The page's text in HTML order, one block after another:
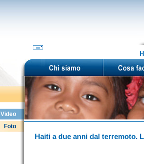
Video
Foto
Haiti a due anni dal terremoto.